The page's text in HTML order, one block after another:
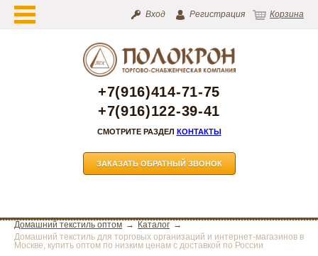
Вход Регистрация Корзина
+7(916)414-71-75
+7(916)122-39-41
СМОТРИТЕ РАЗДЕЛ КОНТАКТЫ
ЗАКАЗАТЬ ОБРАТНЫЙ ЗВОНОК
Домашний текстиль оптом
Каталог
Домашний текстиль для торговых организаций и интернет-магазинов в
Москве, купить оптом по низким ценам с доставкой по России